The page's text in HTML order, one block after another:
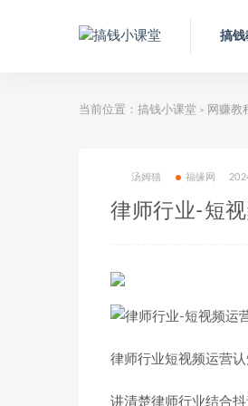
搞钱
当前位置： 搞钱小课堂 > 网赚教
汤姆猫 福缘网
律师行业-短
律师行业短视频运营
讲清楚律师行业结合